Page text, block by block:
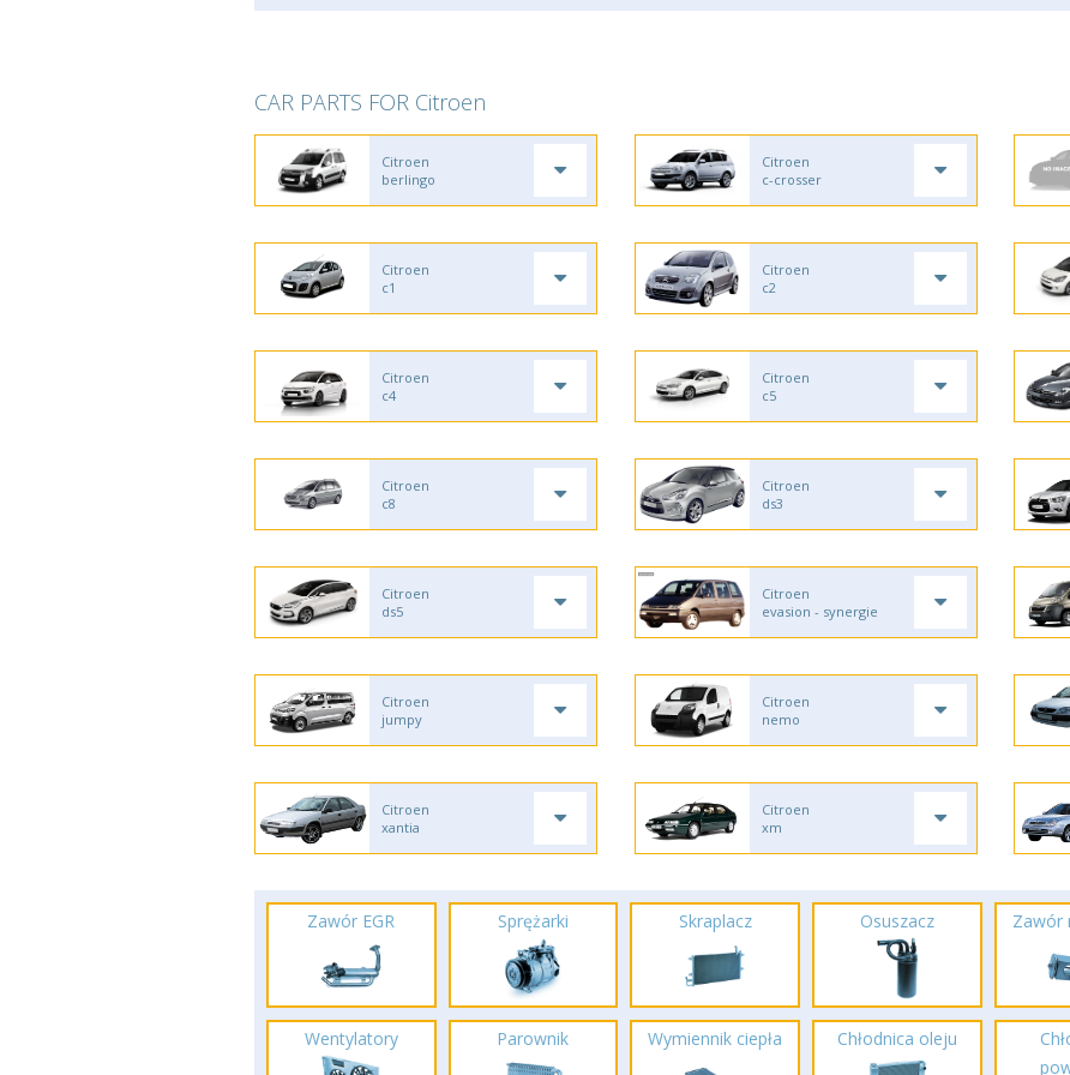
CAR PARTS FOR Citroen
Citroen
berlingo
Citroen
c-crosser
Citroen
c1
Citroen
c2
Citroen
c4
Citroen
c5
Citroen
c8
Citroen
ds3
Citroen
ds5
Citroen
evasion - synergie
Citroen
jumpy
Citroen
nemo
Citroen
xantia
Citroen
xm
Zawór EGR Sprężarki Skraplacz Osuszacz Zawór
Wentylatory Parownik Wymiennik ciepła Chłodnica oleju